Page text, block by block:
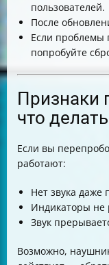
пользователей.
После
Если проблемы
попробуйте
Признаки
что делать
Если вы
работают:
Нет звука
Индикаторы не
Звук
Возможно,